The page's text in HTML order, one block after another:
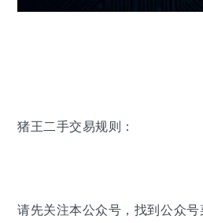
猪王二手交易规则：
请先关注本公众号，找到公众号